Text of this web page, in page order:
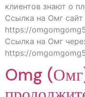
клиентов знают о
Ссылка на Омг сайт
https://
Ссылка на Омг
https://
Omg